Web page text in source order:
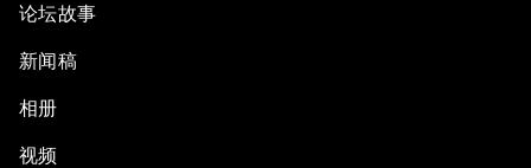
论坛故事
新闻稿
相册
视频